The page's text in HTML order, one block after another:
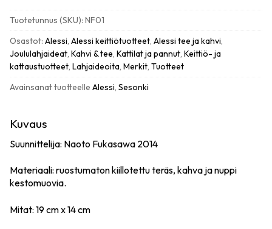
määrä
Tuotetunnus (SKU): NF01
Osastot: Alessi, Alessi keittiötuotteet, Alessi tee ja kahvi,
Joululahjaideat, Kahvi & tee, Kattilat ja pannut, Keittiö- ja
kattaustuotteet, Lahjaideoita, Merkit, Tuotteet
Avainsanat tuotteelle Alessi, Sesonki
Kuvaus
Suunnittelija: Naoto Fukasawa 2014
Materiaali: ruostumaton kiillotettu teräs, kahva ja nuppi
kestomuovia.
Mitat: 19 cm x 14 cm